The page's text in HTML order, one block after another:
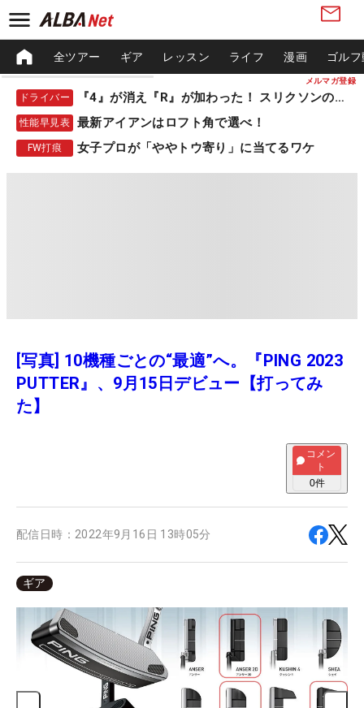
メルマガ登録
全ツアー ギア レッスン ライフ 漫画 ゴル
ドライバー 『4』が消え『R』が加わった！ スリクソンの新作
性能早見表 最新アイアンはロフト角で選べ！
FW打痕 女子プロが「ややトウ寄り」に当てるワケ
[写真] 10機種ごとの“最適”へ。『PING 2023
PUTTER』、9月15日デビュー【打ってみ
た】
コメン
ト
0件
配信日時： 2022年9月16日 13時05分
ギア